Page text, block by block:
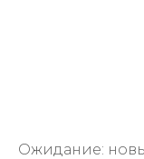
Ожидание: